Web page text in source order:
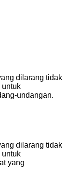
dilarang tidak
untuk
undangan.
dilarang tidak
untuk
yang